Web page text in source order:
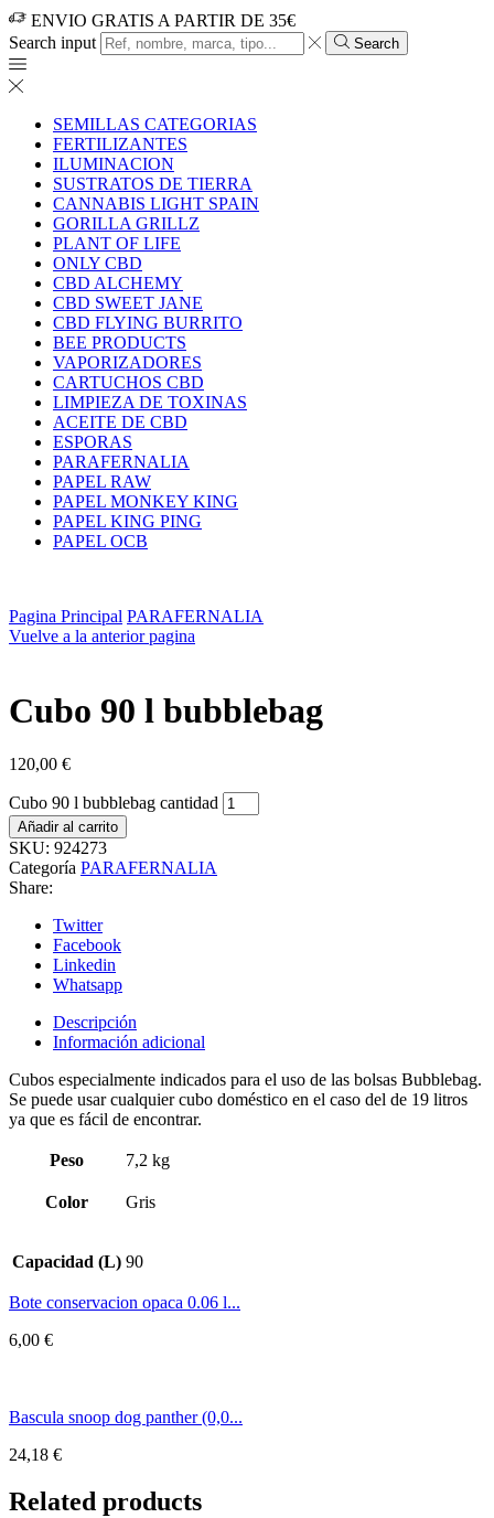
ENVIO GRATIS A PARTIR DE 35€
Search input
Search
SEMILLAS CATEGORIAS
FERTILIZANTES
ILUMINACION
SUSTRATOS DE TIERRA
CANNABIS LIGHT SPAIN
GORILLA GRILLZ
PLANT OF LIFE
ONLY CBD
CBD ALCHEMY
CBD SWEET JANE
CBD FLYING BURRITO
BEE PRODUCTS
VAPORIZADORES
CARTUCHOS CBD
LIMPIEZA DE TOXINAS
ACEITE DE CBD
ESPORAS
PARAFERNALIA
PAPEL RAW
PAPEL MONKEY KING
PAPEL KING PING
PAPEL OCB
Pagina Principal PARAFERNALIA
Vuelve a la anterior pagina
Cubo 90 l bubblebag
120,00 €
Cubo 90 l bubblebag cantidad
Añadir al carrito
SKU: 924273
Categoría PARAFERNALIA
Share:
Twitter
Facebook
Linkedin
Whatsapp
Descripción
Información adicional
Cubos especialmente indicados para el uso de las bolsas Bubblebag.
Se puede usar cualquier cubo doméstico en el caso del de 19 litros
ya que es fácil de encontrar.
Peso 7,2 kg
Color Gris
Capacidad (L) 90
Bote conservacion opaca 0.06 l...
6,00 €
Bascula snoop dog panther (0,0...
24,18 €
Related products